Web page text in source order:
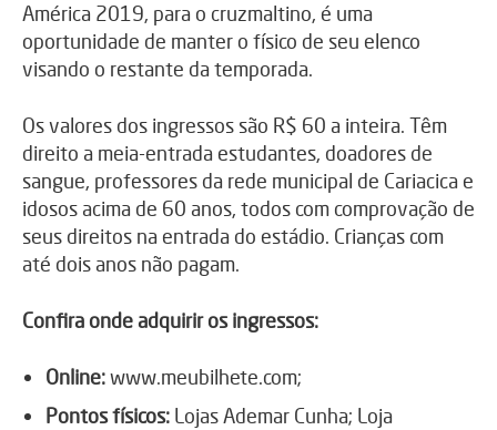
América 2019, para o cruzmaltino, é uma
oportunidade de manter o físico de seu elenco
visando o restante da temporada.
Os valores dos ingressos são R$ 60 a inteira. Têm
direito a meia-entrada estudantes, doadores de
sangue, professores da rede municipal de Cariacica e
idosos acima de 60 anos, todos com comprovação de
seus direitos na entrada do estádio. Crianças com
até dois anos não pagam.
Confira onde adquirir os ingressos:
Online:www.meubilhete.com;
Pontos físicos: Lojas Ademar Cunha; Loja